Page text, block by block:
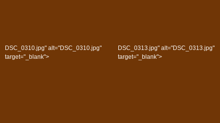
DSC_0310.jpg" alt="DSC_0310.jpg"
target="_blank">
DSC_0313.jpg" alt="DSC_0313.jpg"
target="_blank">